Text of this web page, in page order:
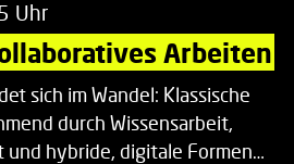
Uhr
Arbeiten
sich im Wandel: Klassische
durch Wissensarbeit,
hybride, digitale Formen…